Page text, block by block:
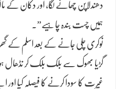
دھندلاپن چھانے لگا، اور دکان
ہمیں چست بندہ چاہیے”۔
نوکری چلی جانے کے بعد اسلم کے گھر
گڑیا بھوک سے بلک بلک کر نڈھال ہو
غیرت کا سودا کرنے کا فیصلہ کیا